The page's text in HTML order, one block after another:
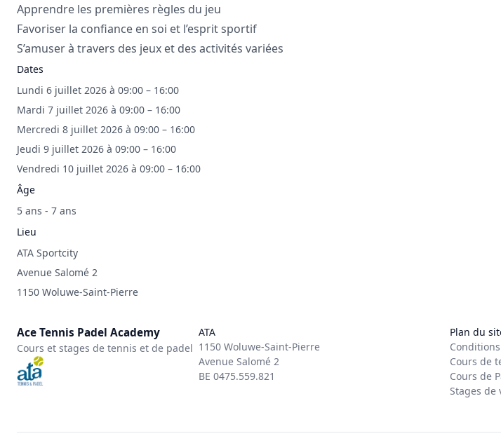
Apprendre les premières règles du jeu
Favoriser la confiance en soi et l’esprit sportif
S’amuser à travers des jeux et des activités variées
Dates
Lundi 6 juillet 2026 à 09:00 – 16:00
Mardi 7 juillet 2026 à 09:00 – 16:00
Mercredi 8 juillet 2026 à 09:00 – 16:00
Jeudi 9 juillet 2026 à 09:00 – 16:00
Vendredi 10 juillet 2026 à 09:00 – 16:00
Âge
5 ans - 7 ans
Lieu
ATA Sportcity
Avenue Salomé 2
1150 Woluwe-Saint-Pierre
Ace Tennis Padel Academy
Cours et stages de tennis et de padel
ATA
1150 Woluwe-Saint-Pierre
Avenue Salomé 2
BE 0475.559.821
Plan du
Cours de
Cours de
Stages de